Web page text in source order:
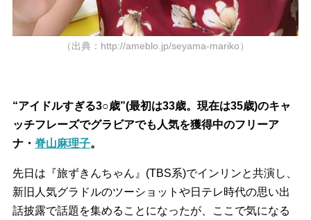
（出典：http://ameblo.jp/seyama-mariko）
“アイドルすぎる3○歳”(最初は33歳。現在は35歳)のキャ
ッチフレーズでグラビアでも人気を獲得中のフリーア
ナ・脊山麻理子。
先日は『旅ずきんちゃん』(TBS系)でインリンと共演し、
新旧人気グラドルのツーショットや日テレ時代の思い出
話披露で話題を集めることになったが、ここで気になる